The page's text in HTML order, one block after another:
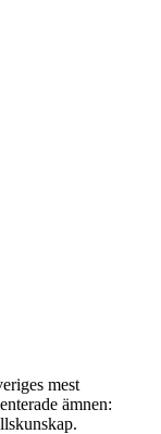
mest
ämnen: